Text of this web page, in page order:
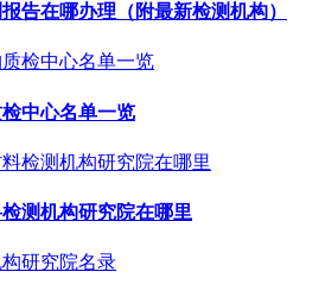
告在哪办理（附最新检测机构）
中心名单一览
测机构研究院在哪里